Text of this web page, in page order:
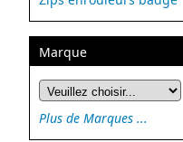
Marque
Plus de Marques ...